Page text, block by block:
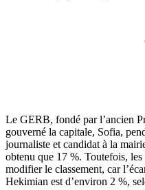
Le GERB, fondé par l’ancien
gouverné la capitale, Sofia,
journaliste et candidat à la
obtenu que 17 %. Toutefois,
modifier le classement, car
Hekimian est d’environ 2 %,